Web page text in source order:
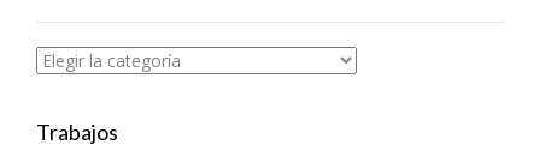
Categorías
Trabajos